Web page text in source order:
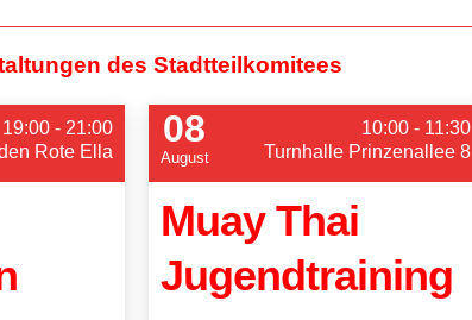
des Stadtteilkomitees
19:00 - 21:00
Rote Ella
08
August
10:00 - 11:30
Turnhalle Prinzenallee 8
Muay Thai
Jugendtraining